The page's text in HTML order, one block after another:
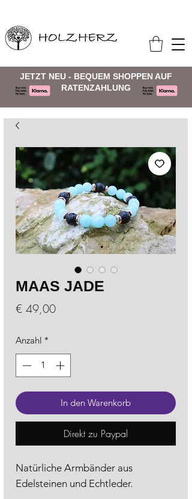
JETZT NEU - BEQUEM SHOPPEN AUF
RATENZAHLUNG
MAAS JADE
€ 49,00Preis
Anzahl *
In den Warenkorb
Direkt zu Paypal
Natürliche Armbänder aus
Edelsteinen und Echtleder.